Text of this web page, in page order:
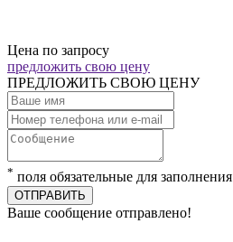
Цена по запросу
предложить свою цену
ПРЕДЛОЖИТЬ СВОЮ ЦЕНУ
* поля обязательные для заполнения
ОТПРАВИТЬ
Ваше сообщение отправлено!